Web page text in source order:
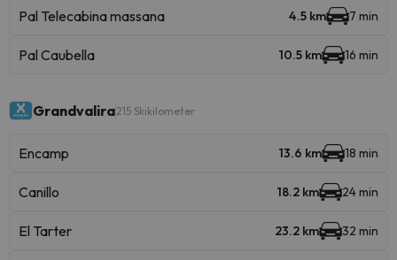
Pal Telecabina massana 4.5 km 7 min
Pal Caubella 10.5 km 16 min
Grandvalira215 Skikilometer
Encamp 13.6 km 18 min
Canillo 18.2 km 24 min
El Tarter 23.2 km 32 min